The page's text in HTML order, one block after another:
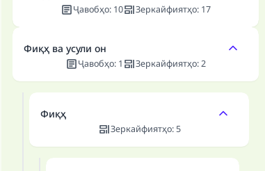
Ҷавобҳо: 10 Зеркайфиятҳо: 17
Фиқҳ ва усули он
Ҷавобҳо: 1 Зеркайфиятҳо:2
Фиқҳ
Зеркайфиятҳо: 5